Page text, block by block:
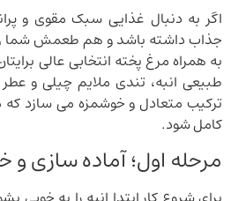
اگر به دنبال غذایی سبک مقوی و
جذاب داشته باشد و هم طعمش شما
به همراه مرغ پخته انتخابی عالی
طبیعی انبه، تندی ملایم چیلی و
ترکیب متعادل و خوشمزه می سازد که
کامل شود.
مرحله اول؛ آماده سازی و